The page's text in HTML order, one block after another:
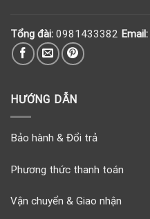
Tổng đài: 0981433382 Email:
HƯỚNG DẪN
Bảo hành & Đổi trả
Phương thức thanh toán
Vận chuyển & Giao nhận